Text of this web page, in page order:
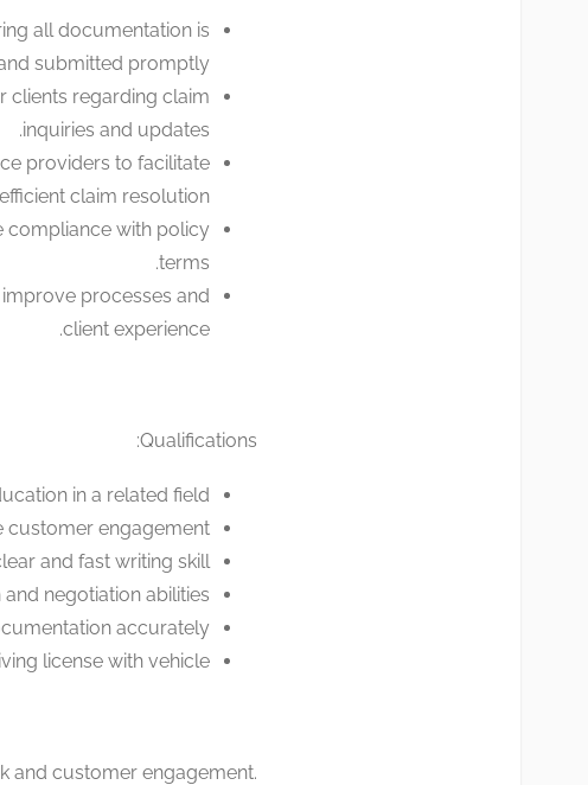
all documentation is
submitted promptly.
clients regarding claim
inquiries and updates.
providers to facilitate
efficient claim resolution.
compliance with policy
terms.
processes and
client experience.
Qualifications:
in a related field.
engagement.
and fast writing skill.
negotiation abilities.
accurately.
license with vehicle.
and customer engagement.